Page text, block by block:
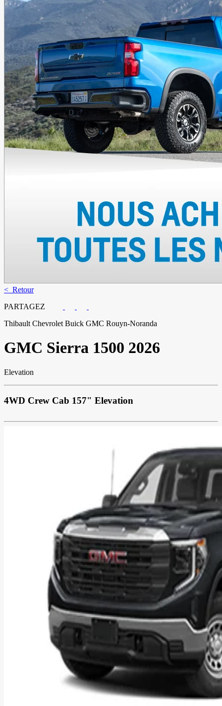
< Retour
PARTAGEZ
Thibault Chevrolet Buick GMC Rouyn-Noranda
GMC Sierra 1500 2026
Elevation
4WD Crew Cab 157" Elevation